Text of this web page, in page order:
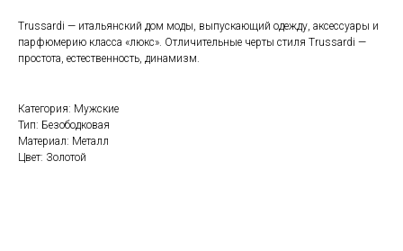
Trussardi — итальянский дом моды, выпускающий одежду, аксессуары и
парфюмерию класса «люкс». Отличительные черты стиля Trussardi —
простота, естественность, динамизм.
Категория: Мужские
Тип: Безободковая
Материал: Металл
Цвет: Золотой